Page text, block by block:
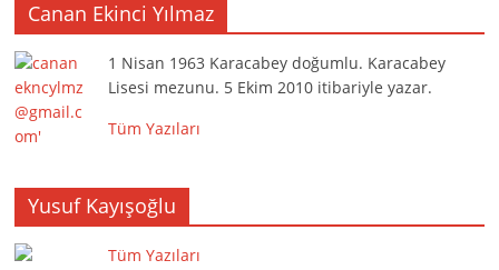
Canan Ekinci Yılmaz
1 Nisan 1963 Karacabey doğumlu. Karacabey
Lisesi mezunu. 5 Ekim 2010 itibariyle yazar.
Tüm Yazıları
Yusuf Kayışoğlu
Tüm Yazıları